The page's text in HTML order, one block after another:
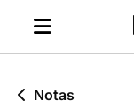
Notas